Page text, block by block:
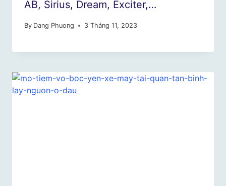
AB, Sirius, Dream, Exciter,…
By Dang Phuong 3 Tháng 11, 2023